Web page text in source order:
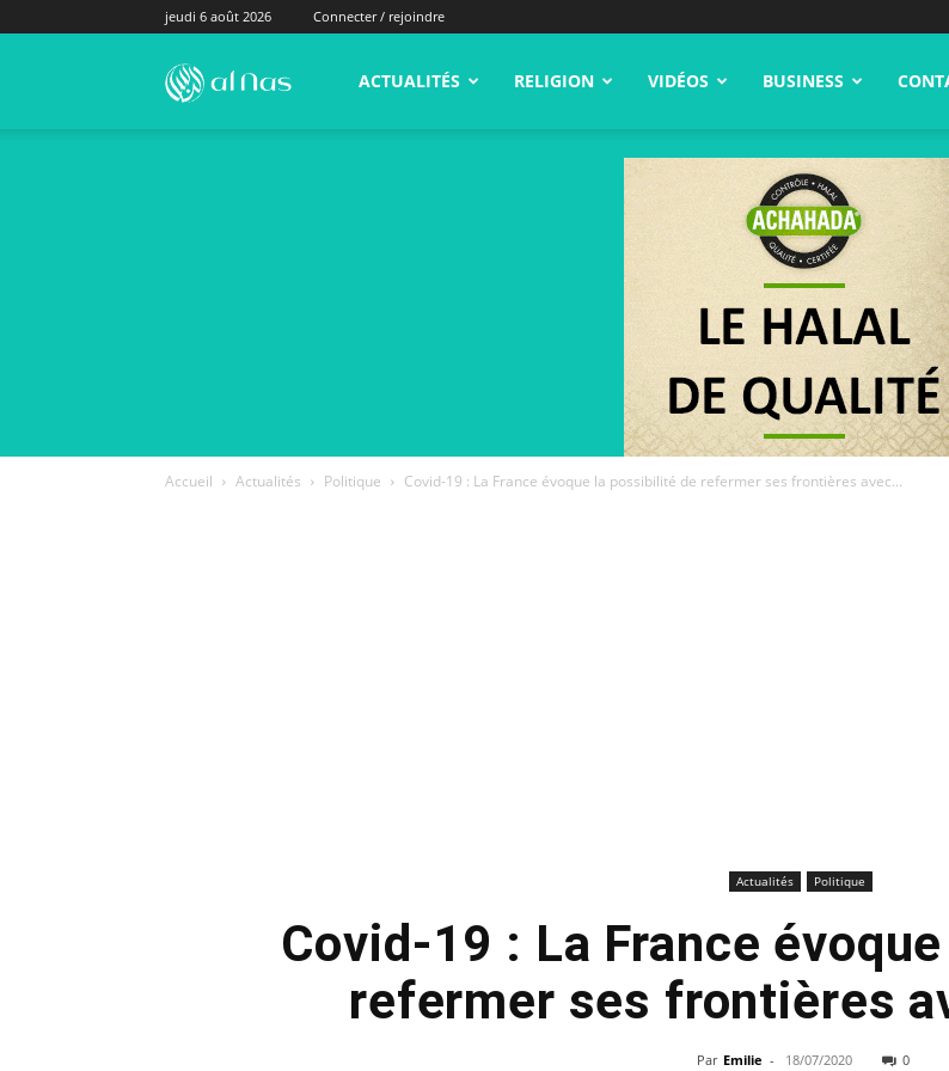
jeudi 6 août 2026 Connecter / rejoindre
alNas.fr ACTUALITÉS RELIGION VIDÉOS BUSINESS
Accueil Actualités Politique Covid-19 : La France évoque la possibilité de refermer ses frontières avec...
Actualités Politique
Covid-19 : La France
refermer ses frontières
Par Emilie - 18/07/2020 0